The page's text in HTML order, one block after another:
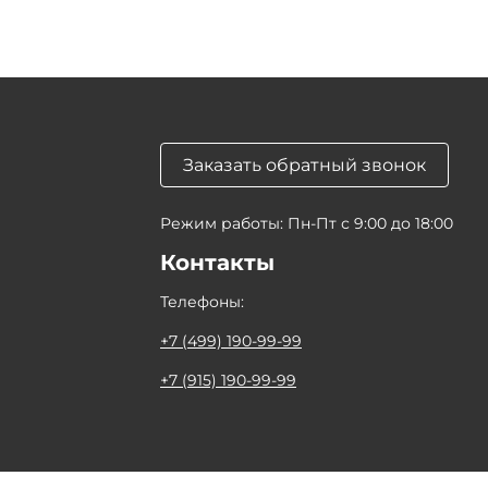
Заказать обратный звонок
Режим работы: Пн-Пт с 9:00 до 18:00
Контакты
Телефоны:
+7 (499) 190-99-99
+7 (915) 190-99-99